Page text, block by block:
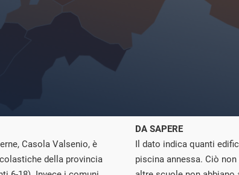
Casola Valsenio, è
della provincia
DA SAPERE
Il dato indica quanti
piscina annessa. Ciò